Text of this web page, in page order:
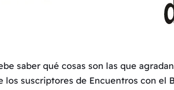
saber qué cosas son las que
los suscriptores de Encuentros con el